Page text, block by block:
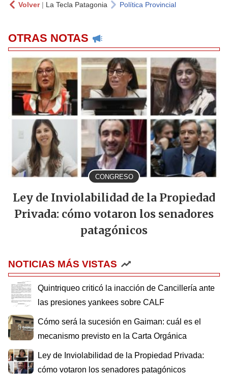
Volver| La Tecla Patagonia Política Provincial
OTRAS NOTAS
CONGRESO
Ley de Inviolabilidad de la Propiedad
Privada: cómo votaron los senadores
patagónicos
NOTICIAS MÁS VISTAS
Quintriqueo criticó la inacción de Cancillería ante
las presiones yankees sobre CALF
Cómo será la sucesión en Gaiman: cuál es el
mecanismo previsto en la Carta Orgánica
Ley de Inviolabilidad de la Propiedad Privada:
cómo votaron los senadores patagónicos